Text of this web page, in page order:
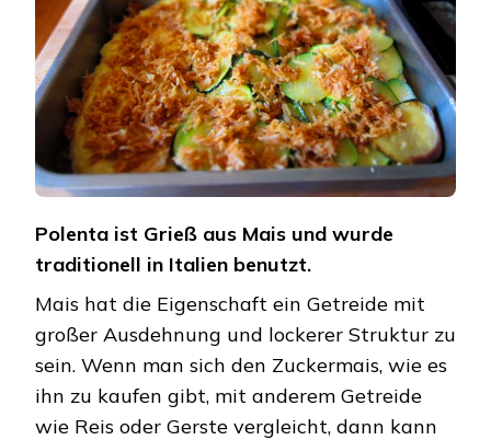
Polenta ist Grieß aus Mais und wurde
traditionell in Italien benutzt.
Mais hat die Eigenschaft ein Getreide mit
großer Ausdehnung und lockerer Struktur zu
sein. Wenn man sich den Zuckermais, wie es
ihn zu kaufen gibt, mit anderem Getreide
wie Reis oder Gerste vergleicht, dann kann